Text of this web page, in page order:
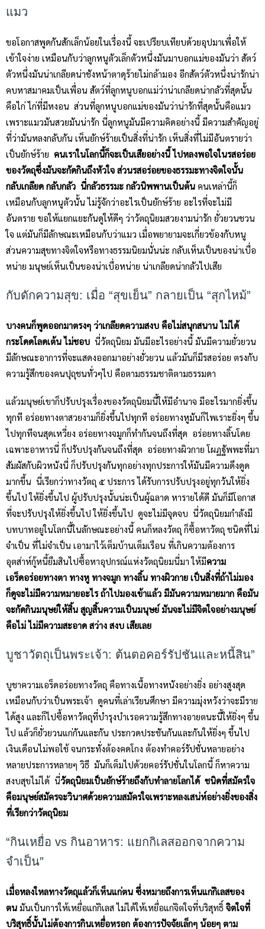
แมว
ขอโอกาสพูดกันสักเล็กน้อยในเรื่องนี้ จะเปรียบเทียบด้วยอุปมาเพื่อให้
เข้าใจง่าย เหมือนกับว่าลูกหนูตัวเล็กตัวหนึ่งมันมาบอกแม่ของมันว่า สัตว์
ตัวหนึ่งมันน่าเกลียดน่าชังหน้าตาดุร้ายไม่กล้ามอง อีกสัตว์ตัวหนึ่งน่ารักน่า
คบหาสมาคมเป็นเพื่อน สัตว์ที่ลูกหนูบอกแม่ว่าน่าเกลียดน่ากลัวที่สุดนั้น
คือไก่ ไก่ที่มีหงอน ส่วนที่ลูกหนูบอกแม่ของมันว่าน่ารักที่สุดนั้นคือแมว
เพราะแมวมันสวยมันน่ารัก นี่ลูกหนูมันมีความคิดอย่างนี้ มีความสำคัญอยู่
ที่ว่ามันหลงกลับกัน เห็นยักษ์ร้ายเป็นสิ่งที่น่ารัก เห็นสิ่งที่ไม่มีอันตรายว่า
เป็นยักษ์ร้าย คนเราในโลกนี้ก็จะเป็นเสียอย่างนี้ ไปหลงพอใจในรสอร่อย
ของวัตถุซึ่งมันจะกัดกินถึงหัวใจ ส่วนรสอร่อยของธรรมะทางจิตใจนั้น
กลับเกลียด กลับกลัว นี่กลัวธรรมะ กลัวนิพพานเป็นต้น คนเหล่านี้ก็
เหมือนกับลูกหนูตัวนั้น ไม่รู้จักว่าอะไรเป็นยักษ์ร้าย อะไรที่จะไม่มี
อันตราย ขอให้แยกแยะกันดูให้ดีๆ ว่าวัตถุนิยมสวยงามน่ารัก ยั่วยวนชวน
ใจ แต่มันก็มีลักษณะเหมือนกับว่าแมว เมื่อพยายามจะเกี่ยวข้องกับหนู
ส่วนความสุขทางจิตใจหรือทางธรรมนิยมนั่นน่ะ กลับเห็นเป็นของน่าเบื่อ
หน่าย มนุษย์เห็นเป็นของน่าเบื่อหน่าย น่าเกลียดน่ากลัวไปเสีย
กับดักความสุข: เมื่อ “สุขเย็น” กลายเป็น “สุกไหม้”
บางคนก็พูดออกมาตรงๆ ว่าเกลียดความสงบ คือไม่สนุกสนาน ไม่ได้
กระโดดโลดเต้น ไม่ชอบ นี่วัตถุนิยม มันมีอะไรอย่างนี้ มันมีความยั่วยวน
มีลักษณะอาการที่จะแสดงออกมาอย่างยั่วยวน แล้วมันก็มีรสอร่อย ตรงกับ
ความรู้สึกของคนปุถุชนทั่วๆไป คือตามธรรมชาติตามธรรมดา
แล้วมนุษย์เขาก็ปรับปรุงเรื่องของวัตถุนิยมนี้ให้มีอำนาจ มีอะไรมากยิ่งขึ้น
ทุกที อร่อยทางตาสวยงามก็ยิ่งขึ้นไปทุกที อร่อยทางหูมันก็ไพเราะยิ่งๆ ขึ้น
ไปทุกทีจนสุดเหวี่ยง อร่อยทางจมูกก็ทำกันจนถึงที่สุด อร่อยทางลิ้นโดย
เฉพาะอาหารนี่ ก็ปรับปรุงกันจนถึงที่สุด อร่อยทางผิวกาย โผฏฐัพพะที่มา
สัมผัสกับผิวหนังนี่ ก็ปรับปรุงกันทุกอย่างทุกประการให้มันมีความดึงดูด
มากขึ้น นี่เรียกว่าทางวัตถุ ๕ ประการ ได้รับการปรับปรุงอยู่ทุกวันให้ยิ่ง
ขึ้นไป ให้ยิ่งขึ้นไป ผู้ปรับปรุงนั้นน่ะเป็นผู้ฉลาด หารายได้ดี มันก็มีโอกาส
ที่จะปรับปรุงให้ยิ่งขึ้นไป ให้ยิ่งขึ้นไป ดูจะไม่มีจุดจบ นี่วัตถุนิยมกำลังมี
บทบาทอยู่ในโลกนี้ในลักษณะอย่างนี้ คนก็หลงวัตถุ ก็ซื้อหาวัตถุ ชนิดที่ไม่
จำเป็น ที่ไม่จำเป็น เอามาไว้เต็มบ้านเต็มเรือน ที่เกินความต้องการ
อุตส่าห์กู้หนี้ยืมสินไปซื้อหาอุปกรณ์แห่งวัตถุนิยมนี่มา ให้มีความ
เอร็ดอร่อยทางตา ทางหู ทางจมูก ทางลิ้น ทางผิวกาย เป็นสิ่งที่ถ้าไม่มอง
ก็ดูจะไม่มีความหมายอะไร ถ้าไปมองเข้าแล้ว มีมันความหมายมาก คือมัน
จะกัดกินมนุษย์ให้สิ้น สูญสิ้นความเป็นมนุษย์ มันจะไม่มีจิตใจอย่างมนุษย์
คือไม่ ไม่มีความสะอาด สว่าง สงบ เสียเลย
บูชาวัตถุเป็นพระเจ้า: ต้นตอคอร์รัปชันและหนี้สิน”
บูชาความเอร็ดอร่อยทางวัตถุ คือทางเนื้อทางหนังอย่างยิ่ง อย่างสูงสุด
เหมือนกับว่าเป็นพระเจ้า ดูคนที่เล่าเรียนศึกษา มีความมุ่งหวังว่าจะมีราย
ได้สูง และก็ไปซื้อหาวัตถุที่บำรุงบำเรอความรู้สึกทางอายตนะนี้ให้ยิ่งๆ ขึ้น
ไป แล้วก็ยั่วยวนแก่กันและกัน ประกวดประชันกันและกันให้ยิ่งๆ ขึ้นไป
เงินเดือนไม่พอใช้ จนกระทั่งต้องคดโกง ต้องทำคอร์รัปชั่นหลายอย่าง
หลายประการหลายๆ วิธี มันก็เต็มไปด้วยคอร์รัปชั่นในโลกนี้ ก็หาความ
สงบสุขไม่ได้ นี่วัตถุนิยมเป็นยักษ์ร้ายถึงกับทำลายโลกได้ ชนิดที่สมัครใจ
คือมนุษย์สมัครจะวินาศด้วยความสมัครใจเพราะหลงเสน่ห์อย่างยิ่งของสิ่ง
ที่เรียกว่าวัตถุนิยม
“กินเหยื่อ vs กินอาหาร: แยกกิเลสออกจากความ
จำเป็น”
เมื่อหลงใหลทางวัตถุแล้วก็เห็นแก่ตน ซึ่งหมายถึงการเห็นแก่กิเลสของ
ตน มันเป็นการให้เหยื่อแก่กิเลส ไม่ได้ให้เหยื่อแก่จิตใจที่บริสุทธิ์ จิตใจที่
บริสุทธิ์นั้นไม่ต้องการกินเหยื่อหรอก ต้องการปัจจัยเล็กๆ น้อยๆ ตาม